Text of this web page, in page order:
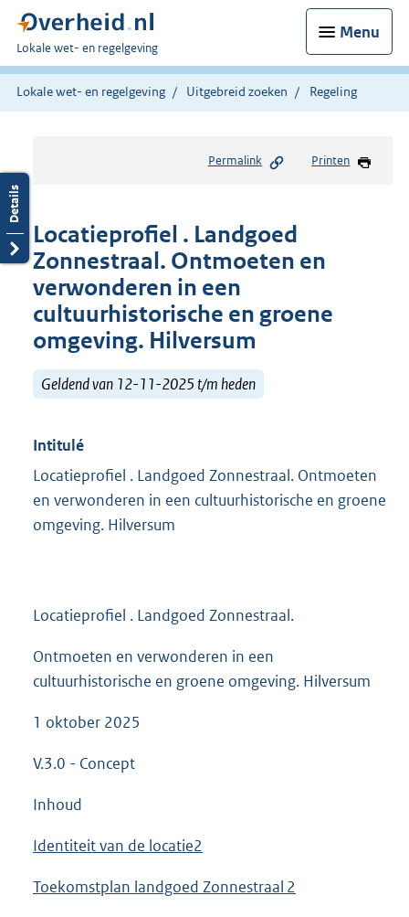
Menu
U
bent
hier:
Lokale wet- en regelgeving
Lokale wet- en regelgeving Uitgebreid zoeken Regeling
Permalink Printen
Locatieprofiel . Landgoed
Zonnestraal. Ontmoeten en
verwonderen in een
cultuurhistorische en groene
omgeving. Hilversum
Geldend van 12-11-2025 t/m heden
Intitulé
Locatieprofiel . Landgoed Zonnestraal. Ontmoeten
en verwonderen in een cultuurhistorische en groene
omgeving. Hilversum
Locatieprofiel . Landgoed Zonnestraal.
Ontmoeten en verwonderen in een
cultuurhistorische en groene omgeving. Hilversum
1 oktober 2025
V.3.0 - Concept
Inhoud
Identiteit van de locatie2
Toekomstplan landgoed Zonnestraal 2